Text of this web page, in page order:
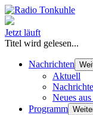
Jetzt läuft
Titel wird gelesen...
Nachrichten
Aktuell
Neues
Programm